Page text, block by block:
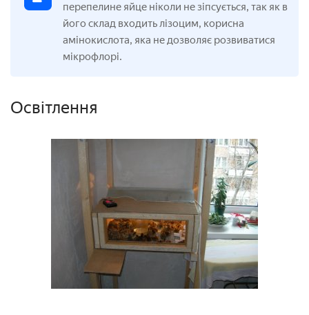
перепелине яйце ніколи не зіпсується, так як в
його склад входить лізоцим, корисна
амінокислота, яка не дозволяє розвиватися
мікрофлорі.
Освітлення